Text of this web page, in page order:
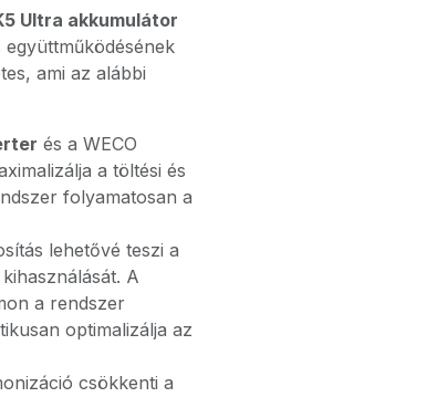
Ultra akkumulátor
ami az alábbi
és a WECO
a töltési és
folyamatosan a
lehetővé teszi a
A
a rendszer
optimalizálja az
csökkenti a